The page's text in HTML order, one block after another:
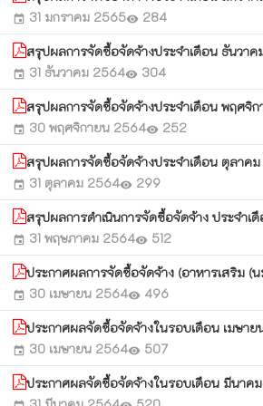
event 31 มกราคม 2565visibility 284
สรุปผลการจัดซื้อจัดจ้างประจำเดือน ธันวา
event 31 ธันวาคม 2564visibility 304
สรุปผลการจัดซื้อจัดจ้างประจำเดือน พฤศ
event 30 พฤศจิกายน 2564visibility 252
สรุปผลการจัดซื้อจัดจ้างประจำเดือน ตุลา
event 31 ตุลาคม 2564visibility 299
สรุปผลการดำเนินการจัดซื้อจัดจ้าง ประจำ
event 31 พฤษภาคม 2564visibility 512
ประกาศผลการจัดซื้อจัดจ้าง (อาหารเสริม
event 30 เมษายน 2564visibility 496
ประกาศผลจัดซื้อจัดจ้างในรอบเดือน เมษา
event 30 เมษายน 2564visibility 507
ประกาศผลจัดซื้อจัดจ้างในรอบเดือน มีนา